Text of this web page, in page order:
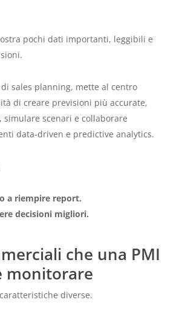
pochi dati importanti, leggibili e
sales planning, mette al centro
di creare previsioni più accurate,
simulare scenari e collaborare
data-driven e predictive analytics.
a riempire report.
decisioni migliori.
che una PMI
monitorare
diverse.